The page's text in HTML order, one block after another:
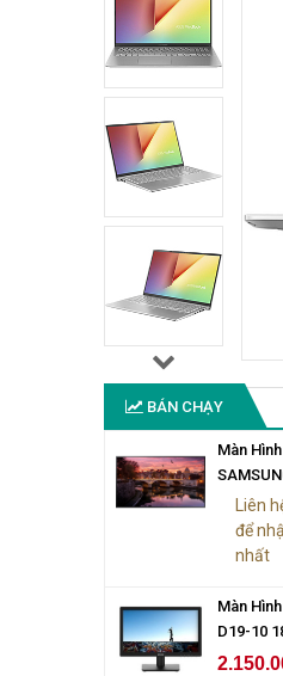
BÁN CHẠY
Màn
Liên
để
nhất
Màn
D19-10